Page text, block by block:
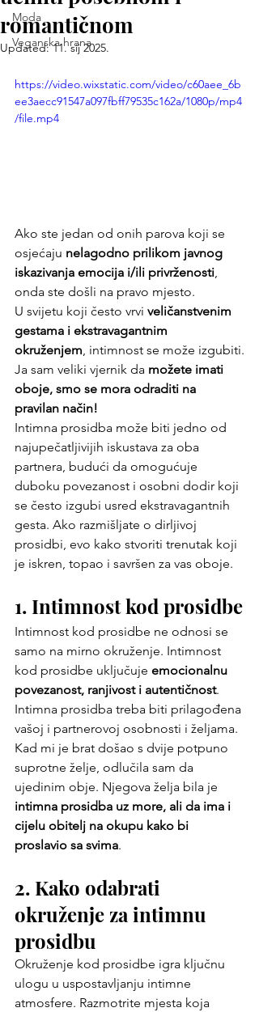
Moda
Veganska hrana
romantičnom
Updated:11. sij 2025.
https://video.wixstatic.com/video/c60aee_6b
ee3aecc91547a097fbff79535c162a/1080p/mp4
/file.mp4
Ako ste jedan od onih parova koji se
osjećaju nelagodno prilikom javnog
iskazivanja emocija i/ili privrženosti,
onda ste došli na pravo mjesto.
U svijetu koji često vrvi veličanstvenim
gestama i ekstravagantnim
okruženjem, intimnost se može izgubiti.
Ja sam veliki vjernik da možete imati
oboje, smo se mora odraditi na
pravilan način!
Intimna prosidba može biti jedno od
najupečatljivijih iskustava za oba
partnera, budući da omogućuje
duboku povezanost i osobni dodir koji
se često izgubi usred ekstravagantnih
gesta. Ako razmišljate o dirljivoj
prosidbi, evo kako stvoriti trenutak koji
je iskren, topao i savršen za vas oboje.
1. Intimnost kod prosidbe
Intimnost kod prosidbe ne odnosi se
samo na mirno okruženje. Intimnost
kod prosidbe uključuje emocionalnu
povezanost, ranjivost i autentičnost.
Intimna prosidba treba biti prilagođena
vašoj i partnerovoj osobnosti i željama.
Kad mi je brat došao s dvije potpuno
suprotne želje, odlučila sam da
ujedinim obje. Njegova želja bila je
intimna prosidba uz more, ali da ima i
cijelu obitelj na okupu kako bi
proslavio sa svima.
2. Kako odabrati
okruženje za intimnu
prosidbu
Okruženje kod prosidbe igra ključnu
ulogu u uspostavljanju intimne
atmosfere. Razmotrite mjesta koja